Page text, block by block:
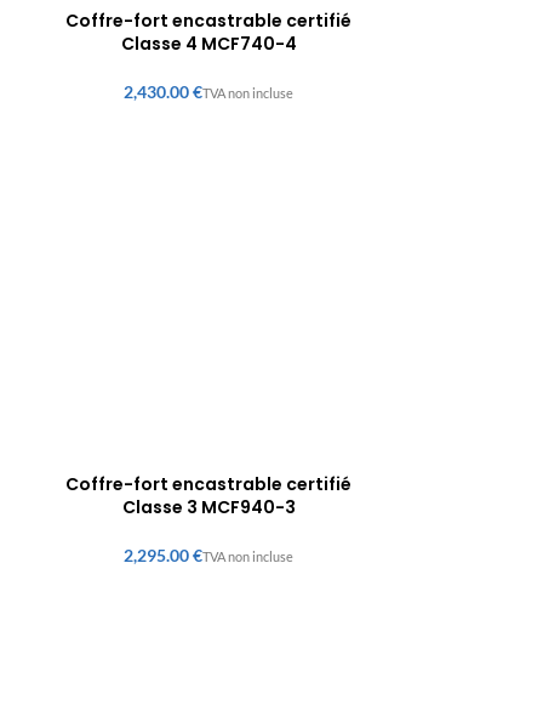
Coffre-fort encastrable certifié
Classe 4 MCF740-4
€
Coffre-fort encastrable certifié
Classe 3 MCF940-3
€